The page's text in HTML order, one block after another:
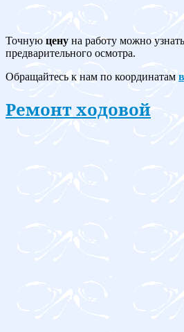
Точную цену на работу можно
предварительного осмотра.
Обращайтесь к нам по координатам
Ремонт ходовой